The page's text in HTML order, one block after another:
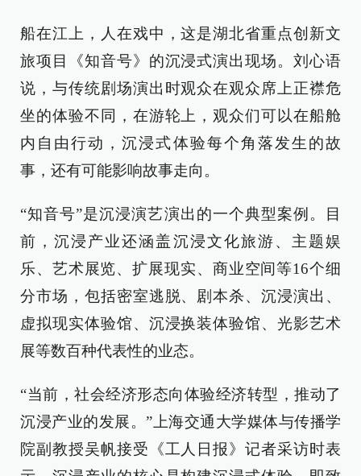
船在江上，人在戏中，这是湖北省重点创新文
旅项目《知音号》的沉浸式演出现场。刘心语
说，与传统剧场演出时观众在观众席上正襟危
坐的体验不同，在游轮上，观众们可以在船舱
内自由行动，沉浸式体验每个角落发生的故
事，还有可能影响故事走向。
“知音号”是沉浸演艺演出的一个典型案例。目
前，沉浸产业还涵盖沉浸文化旅游、主题娱
乐、艺术展览、扩展现实、商业空间等16个细
分市场，包括密室逃脱、剧本杀、沉浸演出、
虚拟现实体验馆、沉浸换装体验馆、光影艺术
展等数百种代表性的业态。
“当前，社会经济形态向体验经济转型，推动了
沉浸产业的发展。”上海交通大学媒体与传播学
院副教授吴帆接受《工人日报》记者采访时表